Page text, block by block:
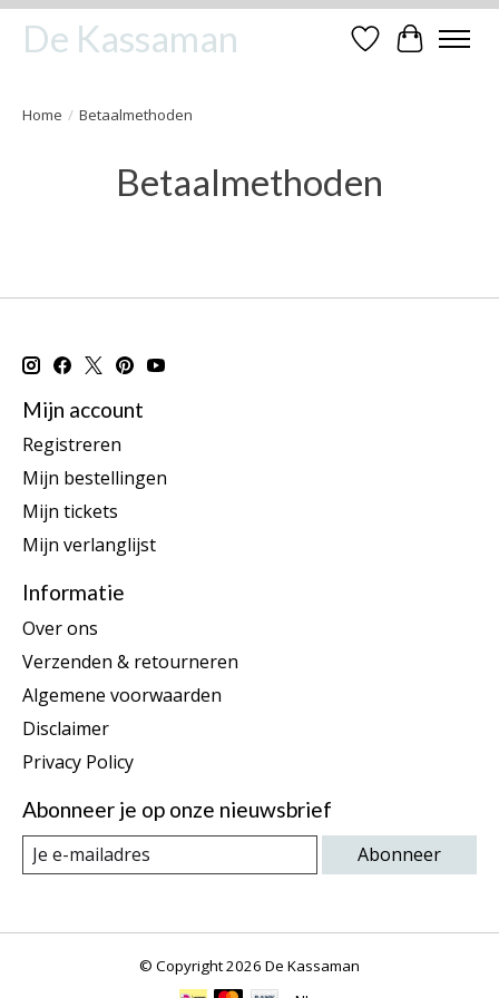
De Kassaman Verlanglijst
Home / Betaalmethoden
Betaalmethoden
Mijn account
Registreren
Mijn bestellingen
Mijn tickets
Mijn verlanglijst
Informatie
Over ons
Verzenden & retourneren
Algemene voorwaarden
Disclaimer
Privacy Policy
Abonneer je op onze nieuwsbrief
Abonneer
© Copyright 2026 De Kassaman